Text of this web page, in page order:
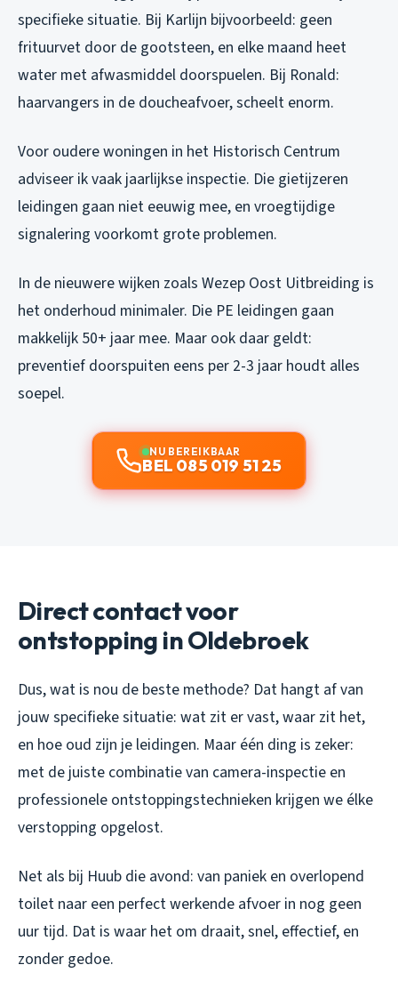
specifieke situatie. Bij Karlijn bijvoorbeeld: geen
frituurvet door de gootsteen, en elke maand heet
water met afwasmiddel doorspuelen. Bij Ronald:
haarvangers in de doucheafvoer, scheelt enorm.
Voor oudere woningen in het Historisch Centrum
adviseer ik vaak jaarlijkse inspectie. Die gietijzeren
leidingen gaan niet eeuwig mee, en vroegtijdige
signalering voorkomt grote problemen.
In de nieuwere wijken zoals Wezep Oost Uitbreiding is
het onderhoud minimaler. Die PE leidingen gaan
makkelijk 50+ jaar mee. Maar ook daar geldt:
preventief doorspuiten eens per 2-3 jaar houdt alles
soepel.
NU BEREIKBAAR
BEL 085 019 51 25
Direct contact voor
ontstopping in Oldebroek
Dus, wat is nou de beste methode? Dat hangt af van
jouw specifieke situatie: wat zit er vast, waar zit het,
en hoe oud zijn je leidingen. Maar één ding is zeker:
met de juiste combinatie van camera-inspectie en
professionele ontstoppingstechnieken krijgen we élke
verstopping opgelost.
Net als bij Huub die avond: van paniek en overlopend
toilet naar een perfect werkende afvoer in nog geen
uur tijd. Dat is waar het om draait, snel, effectief, en
zonder gedoe.